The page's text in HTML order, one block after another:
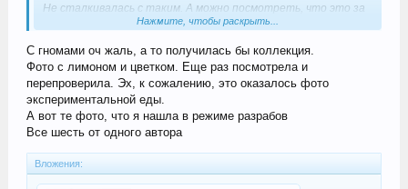
Не сталкивалась с таким. А можно посмотреть, что это за
лимон с цветком? ))Нажмите, чтобы раскрыть...
С гномами оч жаль, а то получилась бы коллекция.
Фото с лимоном и цветком. Еще раз посмотрела и
перепроверила. Эх, к сожалению, это оказалось фото
экспериментальной еды.
А вот те фото, что я нашла в режиме разрабов
Все шесть от одного автора
Вложения: